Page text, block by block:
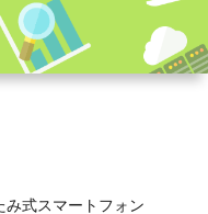
式スマートフォン